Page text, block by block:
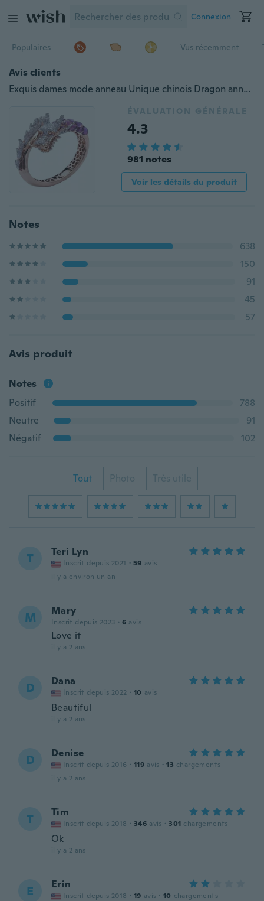
Connexion
Populaires Vus récemment
Avis clients
Exquis dames mode anneau Unique chinois Dragon anneau anniversaire cadeau fiançailles fête mariage bijoux anneau taille 5-11
ÉVALUATION GÉNÉRALE
4.3
981 notes
Voir les détails du produit
Notes
638
150
91
45
57
Avis produit
Notes
Positif
788
Neutre
91
Négatif
102
Tout Photo Très utile
T Teri Lyn
Inscrit depuis 2021 · 59 avis
il y a environ un an
M Mary
Inscrit depuis 2023 · 6 avis
Love it
il y a 2 ans
D Dana
Inscrit depuis 2022 · 10 avis
Beautiful
il y a 2 ans
D Denise
Inscrit depuis 2016 · 119 avis · 13 chargements
il y a 2 ans
T Tim
Inscrit depuis 2018 · 346 avis · 301 chargements
Ok
il y a 2 ans
E Erin
Inscrit depuis 2018 · 19 avis · 10 chargements